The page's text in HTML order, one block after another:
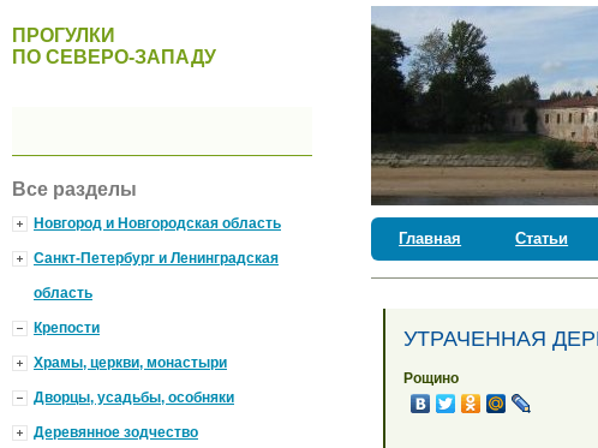
Главная Статьи
УТРАЧЕННАЯ
Рощино
ПРОГУЛКИ
ПО СЕВЕРО-ЗАПАДУ
Все разделы
Новгород и Новгородская область
Санкт-Петербург и Ленинградская
область
Крепости
Храмы, церкви, монастыри
Дворцы, усадьбы, особняки
Деревянное зодчество